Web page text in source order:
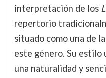
interpretación de los
repertorio
situado como una de
este género. Su
una naturalidad y